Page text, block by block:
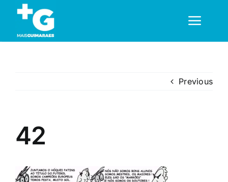
content
Desporto
Previous
42